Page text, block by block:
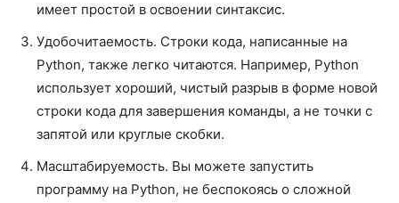
имеет простой в освоении синтаксис.
Удобочитаемость. Строки кода, написанные на
Python, также легко читаются. Например, Python
использует хороший, чистый разрыв в форме новой
строки кода для завершения команды, а не точки с
запятой или круглые скобки.
Масштабируемость. Вы можете запустить
программу на Python, не беспокоясь о сложной